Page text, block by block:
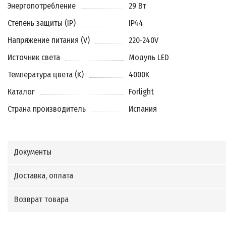
Энергопотребление
29 Вт
Степень защиты (IP)
IP44
Напряжение питания (V)
220-240V
Источник света
Модуль LED
Температура цвета (K)
4000K
Каталог
Forlight
Страна производитель
Испания
Документы
Доставка, оплата
Возврат товара